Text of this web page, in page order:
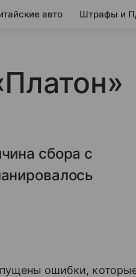
авто Штрафы и
сбора с
ошибки,